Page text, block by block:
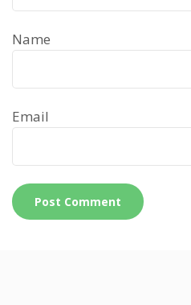
Name
Email